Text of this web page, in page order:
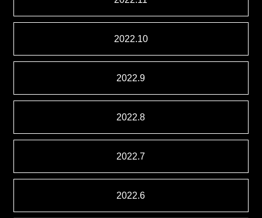
2022.10
2022.9
2022.8
2022.7
2022.6